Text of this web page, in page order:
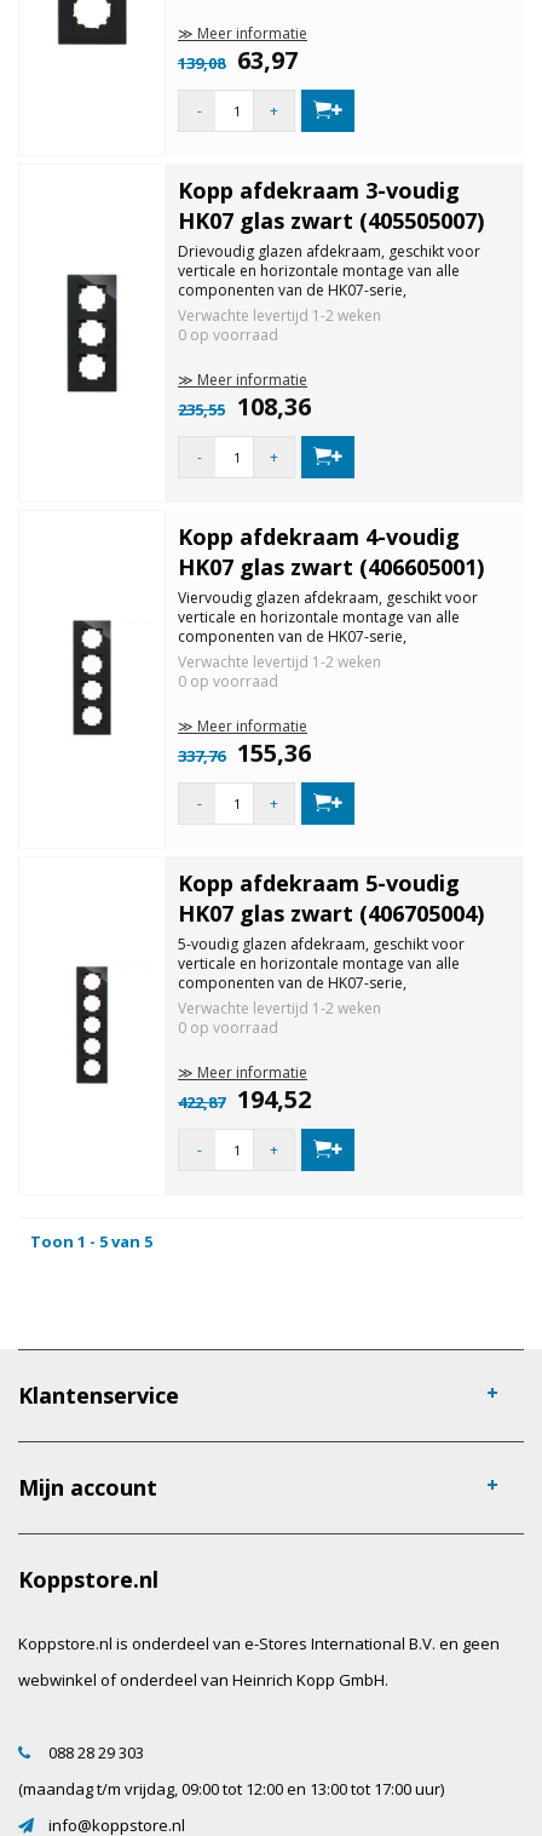
≫ Meer informatie
139,08 63,97
- +
Kopp afdekraam 3-voudig
HK07 glas zwart (405505007)
Drievoudig glazen afdekraam, geschikt voor
verticale en horizontale montage van alle
componenten van de HK07-serie,
beschermingsklasse IP20, kleur: zwart.
Verwachte levertijd 1-2 weken
0 op voorraad
≫ Meer informatie
235,55 108,36
- +
Kopp afdekraam 4-voudig
HK07 glas zwart (406605001)
Viervoudig glazen afdekraam, geschikt voor
verticale en horizontale montage van alle
componenten van de HK07-serie,
beschermingsklasse IP20, kleur: zwart.
Verwachte levertijd 1-2 weken
0 op voorraad
≫ Meer informatie
337,76 155,36
- +
Kopp afdekraam 5-voudig
HK07 glas zwart (406705004)
5-voudig glazen afdekraam, geschikt voor
verticale en horizontale montage van alle
componenten van de HK07-serie,
beschermingsklasse IP20, kleur: zwart.
Verwachte levertijd 1-2 weken
0 op voorraad
≫ Meer informatie
422,87 194,52
- +
Toon 1 - 5 van 5
Klantenservice
Mijn account
Koppstore.nl
Koppstore.nl is onderdeel van e-Stores International B.V. en geen
webwinkel of onderdeel van Heinrich Kopp GmbH.
088 28 29 303
(maandag t/m vrijdag, 09:00 tot 12:00 en 13:00 tot 17:00 uur)
info@koppstore.nl